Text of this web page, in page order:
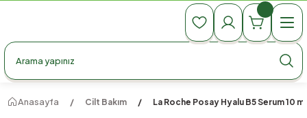
990 TL Üzeri Ücretsiz Kargo
990 TL Üzeri Ücretsiz Kargo
Anasayfa Cilt Bakım La Roche Posay Hyalu B5 Serum 10 ml